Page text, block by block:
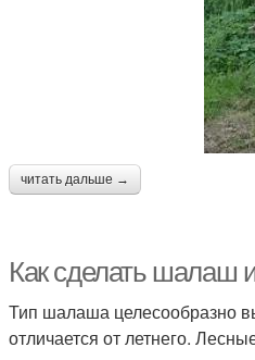
читать дальше →
Как сделать шалаш
Тип шалаша целесообразно
отличается от летнего.